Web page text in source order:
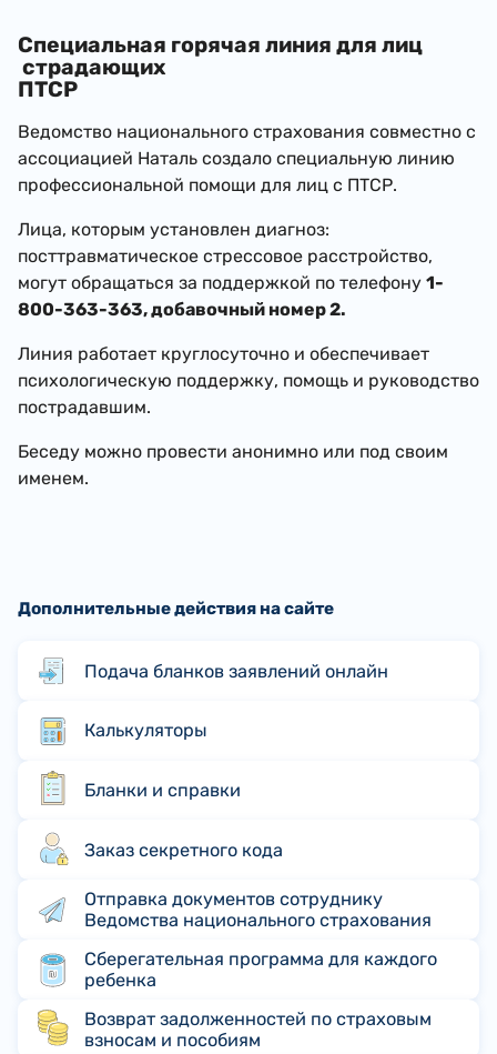
Специальная горячая линия для лиц
страдающих
ПТСР
Ведомство национального страхования совместно с
ассоциацией Наталь создало специальную линию
профессиональной помощи для лиц с ПТСР.
Лица, которым установлен диагноз:
посттравматическое стрессовое расстройство,
могут обращаться за поддержкой по телефону 1-
800-363-363, добавочный номер 2.
Линия работает круглосуточно и обеспечивает
психологическую поддержку, помощь и руководство
пострадавшим.
Беседу можно провести анонимно или под своим
именем.
Дополнительные действия на сайте
Подача бланков заявлений онлайн
Калькуляторы
Бланки и справки
Заказ секретного кода
Отправка документов сотруднику
Ведомства национального страхования
Сберегательная программа для каждого
ребенка
Возврат задолженностей по страховым
взносам и пособиям